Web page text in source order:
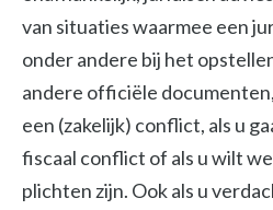
van situaties waarmee een
onder andere bij het
andere officiële
een (zakelijk) conflict, als u
fiscaal conflict of als u wilt
plichten zijn. Ook als u